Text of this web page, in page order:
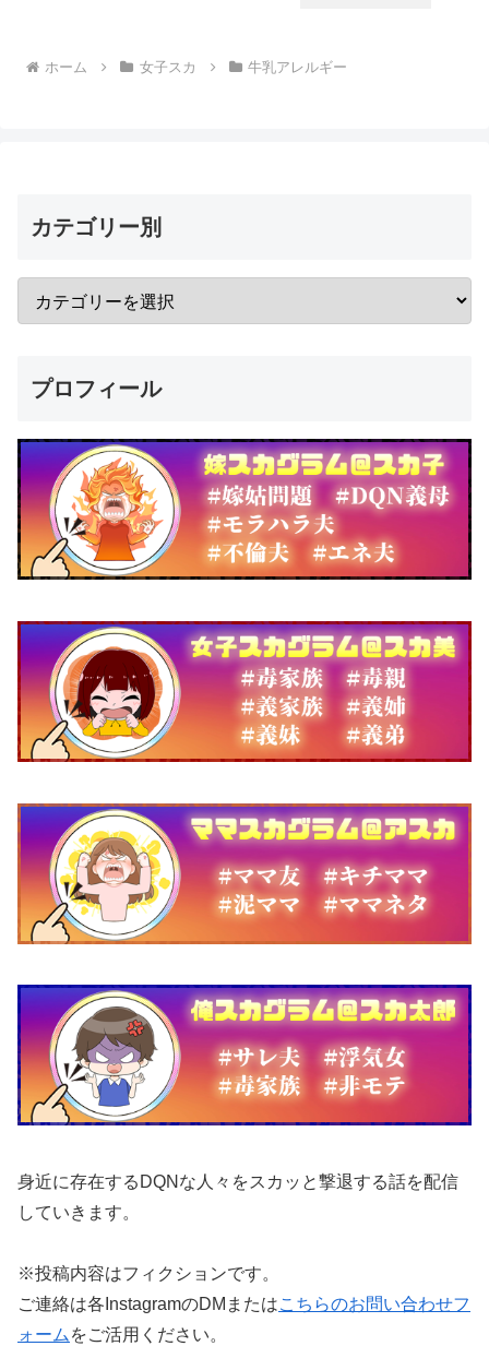
ホーム 女子スカ 牛乳アレルギー
カテゴリー別
プロフィール
身近に存在するDQNな人々をスカッと撃退する話を配信
していきます。
※投稿内容はフィクションです。
ご連絡は各InstagramのDMまたはこちらのお問い合わせフ
ォーム をご活用ください。